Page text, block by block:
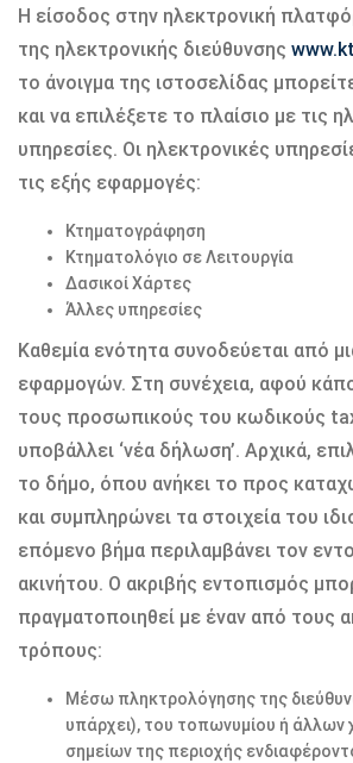
Η είσοδος στην ηλεκτρονική
της ηλεκτρονικής διεύθυνσης
το άνοιγμα της ιστοσελίδας
και να επιλέξετε το πλαίσιο με τις
υπηρεσίες. Οι ηλεκτρονικές
τις εξής εφαρμογές:
Κτηματογράφηση
Κτηματολόγιο σε Λειτουργία
Δασικοί Χάρτες
Άλλες υπηρεσίες
Καθεμία ενότητα συνοδεύεται από
εφαρμογών. Στη συνέχεια, αφού
τους προσωπικούς του κωδικούς
υποβάλλει ‘νέα δήλωση’. Αρχικά,
το δήμο, όπου ανήκει το προς
και συμπληρώνει τα στοιχεία του
επόμενο βήμα περιλαμβάνει τον
ακινήτου. Ο ακριβής εντοπισμός
πραγματοποιηθεί με έναν από τους
τρόπους:
Μέσω πληκτρολόγησης της
υπάρχει), του τοπωνυμίου ή άλλων
σημείων της περιοχής